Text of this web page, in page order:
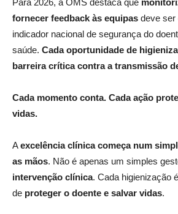
Para 2026, a OMS destaca que
fornecer feedback às equipas deve ser
indicador nacional de segurança do
saúde. Cada oportunidade de
barreira crítica contra a transmissão
Cada momento conta. Cada ação
vidas.
Aexcelência clínica começa num
as mãos. Não é apenas um simples
intervenção clínica. Cada higienização
de proteger o doente e salvar vidas.